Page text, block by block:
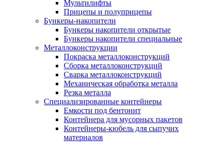
Мультилифты
Прицепы и полуприцепы
Бункеры-накопители
Бункеры накопители открытые
Бункеры накопители специальные
Металлоконструкции
Покраска металлоконструкций
Сборка металлоконструкций
Сварка металлоконструкций
Механическая обработка металла
Резка металла
Специализированные контейнеры
Емкости под бентонит
Контейнера для мусорных пакетов
Контейнеры-кюбель для сыпучих
материалов